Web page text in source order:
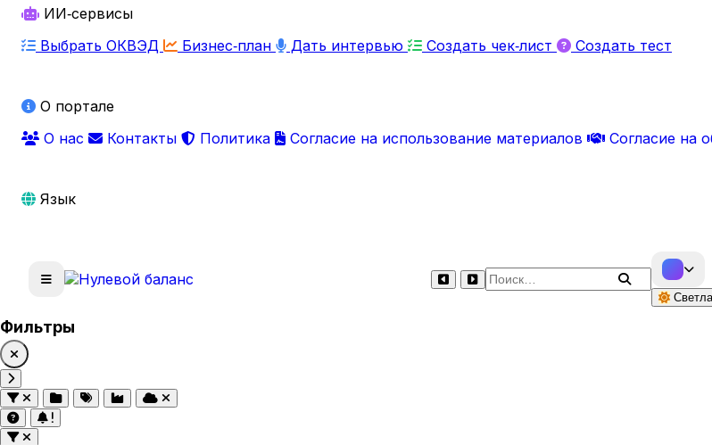
ИИ‑сервисы
Выбрать ОКВЭД
Бизнес‑план Дать интервью Создать чек‑лист Создать тест
О портале
О нас
Контакты Политика Согласие на использование материалов Согласие на
Язык
Поиск по сайту
Фильтры